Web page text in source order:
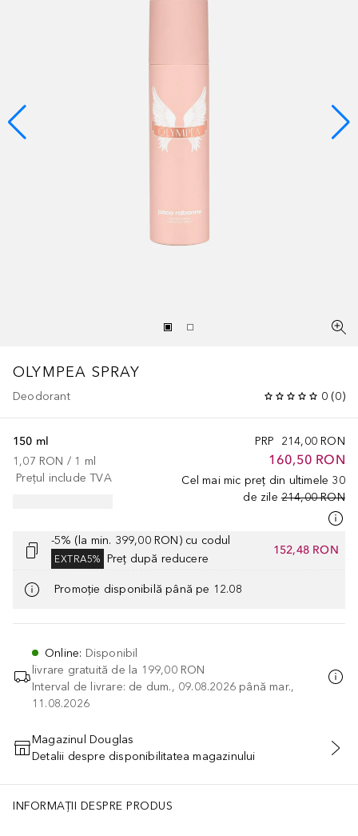
OLYMPEA SPRAY
Deodorant 0 (0)
PRP 214,00 RON
160,50 RON
Cel mai mic preț din ultimele 30
de zile 214,00 RON
150 ml
1,07 RON / 1 ml
Prețul include TVA
-5% (la min. 399,00 RON) cu codul
EXTRA5% Preț după reducere
152,48 RON
Promoție disponibilă până pe 12.08
Online: Disponibil
livrare gratuită de la 199,00 RON
Interval de livrare: de dum., 09.08.2026 până mar.,
11.08.2026
ADĂUGAȚI ÎN COŞ
Magazinul Douglas
Detalii despre disponibilitatea magazinului
INFORMAȚII DESPRE PRODUS